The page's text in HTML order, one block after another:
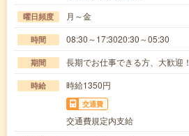
曜日頻度 月～金
時間 08:30～17:3020:30～05:30
期間 長期でお仕事できる方、大歓迎！
時給 時給1350円
交通費
交通費規定内支給